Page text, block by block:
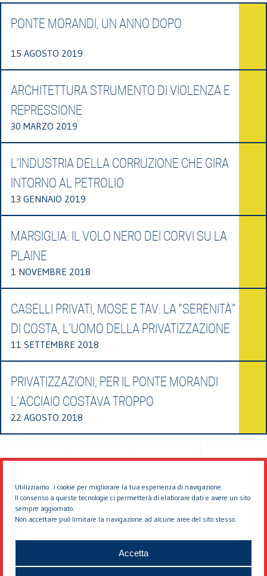
Utilizziamo i cookie per migliorare la tua esperienza di navigazione.
Il consenso a queste tecnologie ci permetterà di elaborare dati e avere un sito
sempre aggiornato.
Non accettare può limitare la navigazione ad alcune aree del sito stesso.
Accetta
PONTE MORANDI, UN ANNO DOPO
15 AGOSTO 2019
ARCHITETTURA STRUMENTO DI VIOLENZA E
REPRESSIONE
30 MARZO 2019
L’INDUSTRIA DELLA CORRUZIONE CHE GIRA
INTORNO AL PETROLIO
13 GENNAIO 2019
MARSIGLIA: IL VOLO NERO DEI CORVI SU LA
PLAINE
1 NOVEMBRE 2018
CASELLI PRIVATI, MOSE E TAV: LA “SERENITÀ”
DI COSTA, L’UOMO DELLA PRIVATIZZAZIONE
11 SETTEMBRE 2018
PRIVATIZZAZIONI, PER IL PONTE MORANDI
L’ACCIAIO COSTAVA TROPPO
22 AGOSTO 2018
© 2026 EDDYBURG